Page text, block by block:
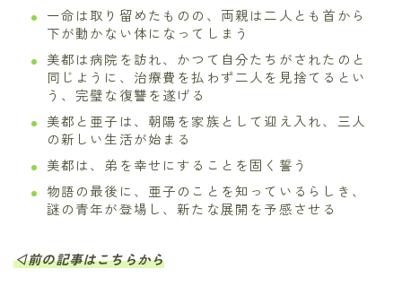
一命は取り留めたものの、両親は二人とも首から
下が動かない体になってしまう
美都は病院を訪れ、かつて自分たちがされたのと
同じように、治療費を払わず二人を見捨てるとい
う、完璧な復讐を遂げる
美都と亜子は、朝陽を家族として迎え入れ、三人
の新しい生活が始まる
美都は、弟を幸せにすることを固く誓う
物語の最後に、亜子のことを知っているらしき、
謎の青年が登場し、新たな展開を予感させる
◁前の記事はこちらから